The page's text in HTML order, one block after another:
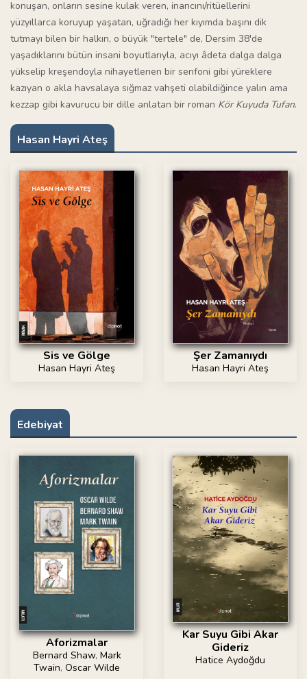
konuşan, onların sesine kulak veren, inancını/ritüellerini
yüzyıllarca koruyup yaşatan, uğradığı her kıyımda başını dik
tutmayı bilen bir halkın, o büyük "tertele" de, Dersim 38'de
yaşadıklarını bütün insani boyutlarıyla, acıyı âdeta dalga dalga
yükselip kreşendoyla nihayetlenen bir senfoni gibi yüreklere
kazıyan o akla havsalaya sığmaz vahşeti olabildiğince yalın ama
kezzap gibi kavurucu bir dille anlatan bir roman Kör Kuyuda Tufan.
Hasan Hayri Ateş
Sis ve Gölge
Hasan Hayri Ateş
Şer Zamanıydı
Hasan Hayri Ateş
Edebiyat
Aforizmalar
Bernard Shaw, Mark
Twain, Oscar Wilde
Kar Suyu Gibi Akar
Gideriz
Hatice Aydoğdu